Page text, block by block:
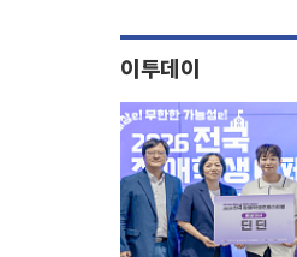
이투데이